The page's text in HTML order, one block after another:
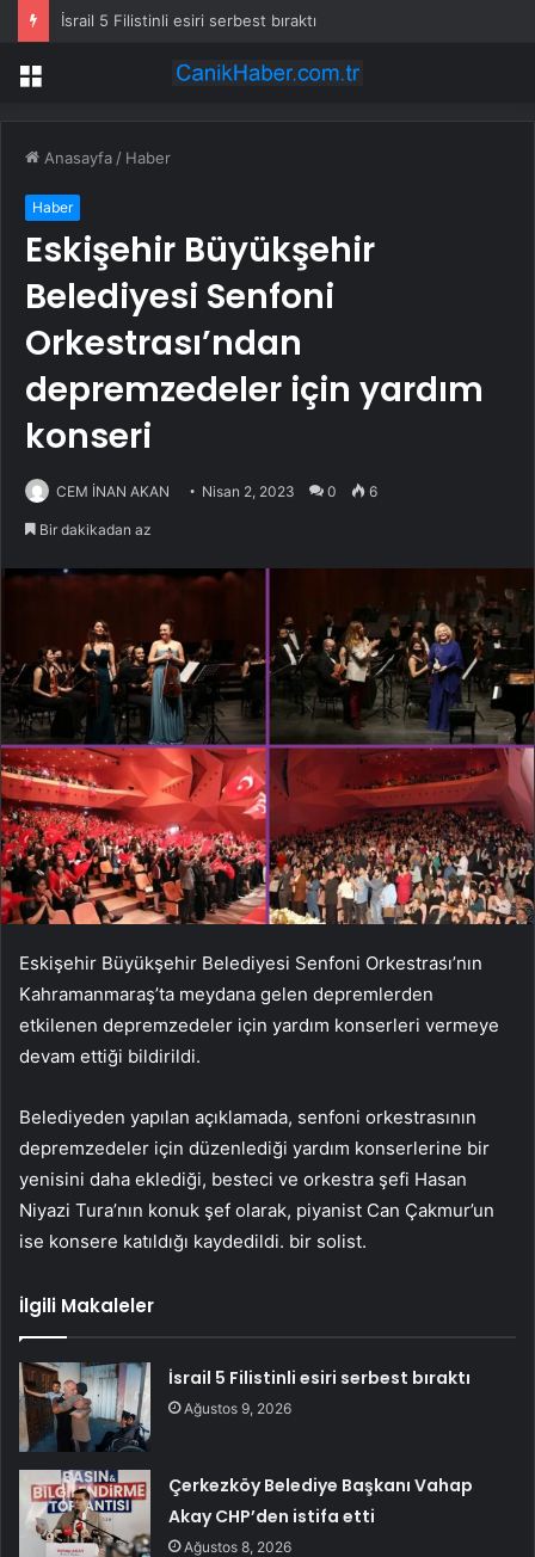
İsrail 5 Filistinli esiri serbest bıraktı
Menü
Anasayfa / Haber
Haber
Eskişehir Büyükşehir
Belediyesi Senfoni
Orkestrası’ndan
depremzedeler için yardım
konseri
CEM İNAN AKAN Nisan 2, 2023 0 6
Bir dakikadan az
Eskişehir Büyükşehir Belediyesi Senfoni Orkestrası’nın
Kahramanmaraş’ta meydana gelen depremlerden
etkilenen depremzedeler için yardım konserleri vermeye
devam ettiği bildirildi.
Belediyeden yapılan açıklamada, senfoni orkestrasının
depremzedeler için düzenlediği yardım konserlerine bir
yenisini daha eklediği, besteci ve orkestra şefi Hasan
Niyazi Tura’nın konuk şef olarak, piyanist Can Çakmur’un
ise konsere katıldığı kaydedildi. bir solist.
İlgili Makaleler
İsrail 5 Filistinli esiri serbest bıraktı
Ağustos 9, 2026
Çerkezköy Belediye Başkanı Vahap
Akay CHP’den istifa etti
Ağustos 8, 2026